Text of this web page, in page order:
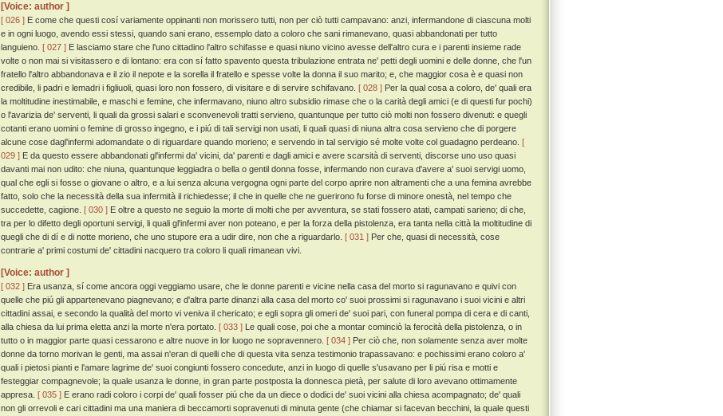
[Voice: author ]
[ 026 ] E come che questi cosí variamente oppinanti non morissero tutti, non per ciò tutti campavano: anzi, infermandone di ciascuna molti
e in ogni luogo, avendo essi stessi, quando sani erano, essemplo dato a coloro che sani rimanevano, quasi abbandonati per tutto
languieno. [ 027 ] E lasciamo stare che l'uno cittadino l'altro schifasse e quasi niuno vicino avesse dell'altro cura e i parenti insieme rade
volte o non mai si visitassero e di lontano: era con sí fatto spavento questa tribulazione entrata ne' petti degli uomini e delle donne, che l'un
fratello l'altro abbandonava e il zio il nepote e la sorella il fratello e spesse volte la donna il suo marito; e, che maggior cosa è e quasi non
credibile, li padri e lemadri i figliuoli, quasi loro non fossero, di visitare e di servire schifavano. [ 028 ] Per la qual cosa a coloro, de' quali era
la moltitudine inestimabile, e maschi e femine, che infermavano, niuno altro subsidio rimase che o la carità degli amici (e di questi fur pochi)
o l'avarizia de' serventi, li quali da grossi salari e sconvenevoli tratti servieno, quantunque per tutto ciò molti non fossero divenuti: e quegli
cotanti erano uomini o femine di grosso ingegno, e i piú di tali servigi non usati, li quali quasi di niuna altra cosa servieno che di porgere
alcune cose dagl'infermi adomandate o di riguardare quando morieno; e servendo in tal servigio sé molte volte col guadagno perdeano. [
029 ] E da questo essere abbandonati gl'infermi da' vicini, da' parenti e dagli amici e avere scarsità di serventi, discorse uno uso quasi
davanti mai non udito: che niuna, quantunque leggiadra o bella o gentil donna fosse, infermando non curava d'avere a' suoi servigi uomo,
qual che egli si fosse o giovane o altro, e a lui senza alcuna vergogna ogni parte del corpo aprire non altramenti che a una femina avrebbe
fatto, solo che la necessità della sua infermità il richiedesse; il che in quelle che ne guerirono fu forse di minore onestà, nel tempo che
succedette, cagione. [ 030 ] E oltre a questo ne seguio la morte di molti che per avventura, se stati fossero atati, campati sarieno; di che,
tra per lo difetto degli oportuni servigi, li quali gl'infermi aver non poteano, e per la forza della pistolenza, era tanta nella città la moltitudine di
quegli che di dí e di notte morieno, che uno stupore era a udir dire, non che a riguardarlo. [ 031 ] Per che, quasi di necessità, cose
contrarie a' primi costumi de' cittadini nacquero tra coloro li quali rimanean vivi.
[Voice: author ]
[ 032 ] Era usanza, sí come ancora oggi veggiamo usare, che le donne parenti e vicine nella casa del morto si ragunavano e quivi con
quelle che piú gli appartenevano piagnevano; e d'altra parte dinanzi alla casa del morto co' suoi prossimi si ragunavano i suoi vicini e altri
cittadini assai, e secondo la qualità del morto vi veniva il chericato; e egli sopra gli omeri de' suoi pari, con funeral pompa di cera e di canti,
alla chiesa da lui prima eletta anzi la morte n'era portato. [ 033 ] Le quali cose, poi che a montar cominciò la ferocità della pistolenza, o in
tutto o in maggior parte quasi cessarono e altre nuove in lor luogo ne sopravennero. [ 034 ] Per ciò che, non solamente senza aver molte
donne da torno morivan le genti, ma assai n'eran di quelli che di questa vita senza testimonio trapassavano: e pochissimi erano coloro a'
quali i pietosi pianti e l'amare lagrime de' suoi congiunti fossero concedute, anzi in luogo di quelle s'usavano per li piú risa e motti e
festeggiar compagnevole; la quale usanza le donne, in gran parte postposta la donnesca pietà, per salute di loro avevano ottimamente
appresa. [ 035 ] E erano radi coloro i corpi de' quali fosser piú che da un diece o dodici de' suoi vicini alla chiesa acompagnato; de' quali
non gli orrevoli e cari cittadini ma una maniera di beccamorti sopravenuti di minuta gente (che chiamar si facevan becchini, la quale questi